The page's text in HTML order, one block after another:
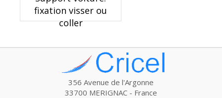
fixation visser ou
coller
356 Avenue de l'Argonne
33700 MERIGNAC - France